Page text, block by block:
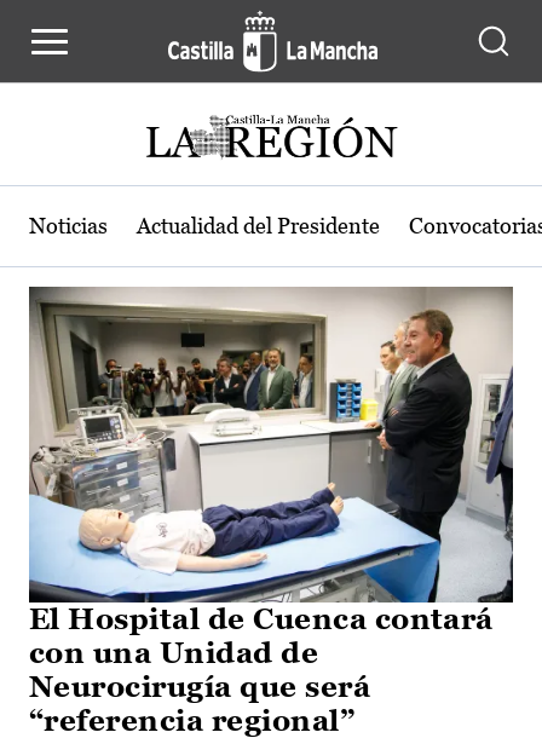
Actualidad de la región de Castilla-
Noticias Actualidad del Presidente
El Hospital de Cuenca contará
con una Unidad de
Neurocirugía que será
“referencia regional”